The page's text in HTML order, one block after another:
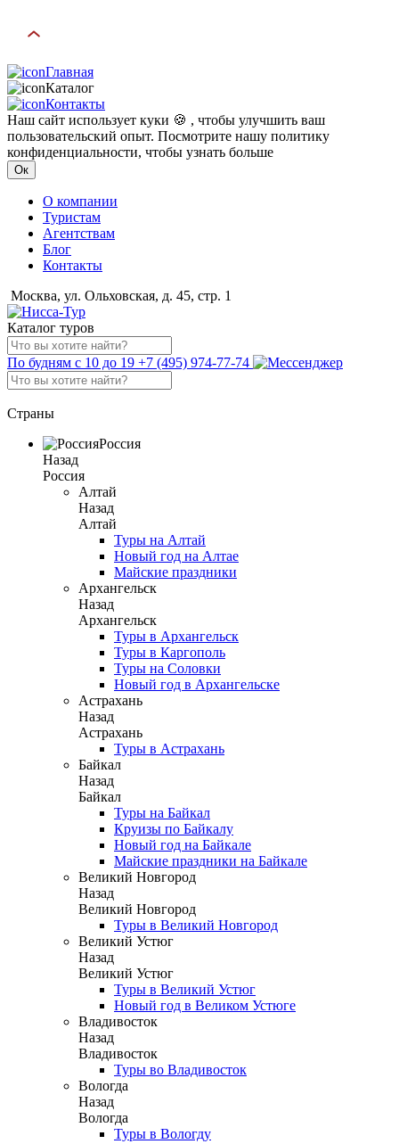
Главная
Каталог
Контакты
Наш сайт использует куки 🍪 , чтобы улучшить ваш
пользовательский опыт. Посмотрите нашу политику
конфиденциальности, чтобы узнать больше
Ок
О компании
Туристам
Агентствам
Блог
Контакты
Москва, ул. Ольховская, д. 45, стр. 1
Каталог туров
По будням с 10 до 19 +7 (495) 974-77-74
Страны
Россия
Назад
Россия
Алтай
Назад
Алтай
Туры на Алтай
Новый год на Алтае
Майские праздники
Архангельск
Назад
Архангельск
Туры в Архангельск
Туры в Каргополь
Туры на Соловки
Новый год в Архангельске
Астрахань
Назад
Астрахань
Туры в Астрахань
Байкал
Назад
Байкал
Туры на Байкал
Круизы по Байкалу
Новый год на Байкале
Майские праздники на Байкале
Великий Новгород
Назад
Великий Новгород
Туры в Великий Новгород
Великий Устюг
Назад
Великий Устюг
Туры в Великий Устюг
Новый год в Великом Устюге
Владивосток
Назад
Владивосток
Туры во Владивосток
Вологда
Назад
Вологда
Туры в Вологду